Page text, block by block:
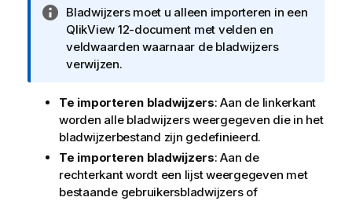
I
n
f
o
m
a
t
i
Bladwijzers moet u alleen importeren in een
QlikView 12-document met velden en
veldwaarden waarnaar de bladwijzers
verwijzen.
Te importeren bladwijzers: Aan de linkerkant
worden alle bladwijzers weergegeven die in het
bladwijzerbestand zijn gedefinieerd.
Te importeren bladwijzers: Aan de
rechterkant wordt een lijst weergegeven met
bestaande gebruikersbladwijzers of